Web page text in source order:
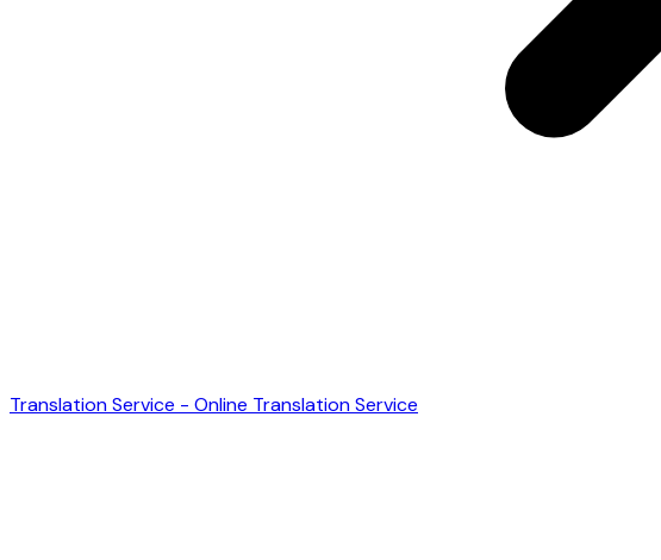
Translation Service - Online Translation Service